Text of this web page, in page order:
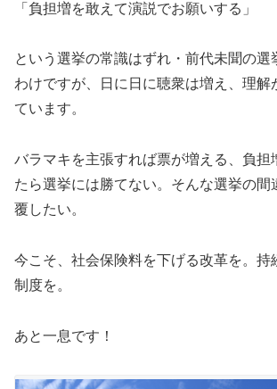
「負担増を敢えて演説でお願いする」
という選挙の常識はずれ・前代未聞の選
わけですが、日に日に聴衆は増え、理解
ています。
バラマキを主張すれば票が増える、負担
たら選挙には勝てない。そんな選挙の間
覆したい。
今こそ、社会保険料を下げる改革を。持
制度を。
あと一息です！